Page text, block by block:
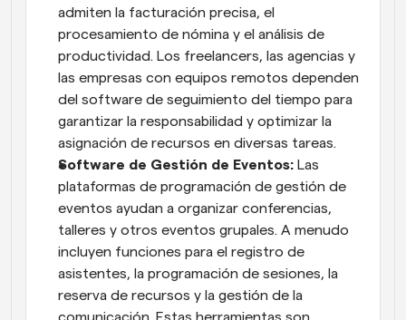
admiten la facturación precisa, el
procesamiento de nómina y el análisis de
productividad. Los freelancers, las agencias y
las empresas con equipos remotos dependen
del software de seguimiento del tiempo para
garantizar la responsabilidad y optimizar la
asignación de recursos en diversas tareas.
Software de Gestión de Eventos: Las
plataformas de programación de gestión de
eventos ayudan a organizar conferencias,
talleres y otros eventos grupales. A menudo
incluyen funciones para el registro de
asistentes, la programación de sesiones, la
reserva de recursos y la gestión de la